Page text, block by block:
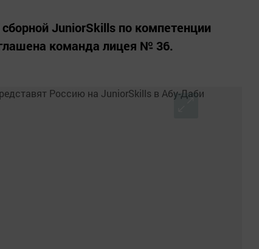
JuniorSkills по компетенции
команда лицея № 36.